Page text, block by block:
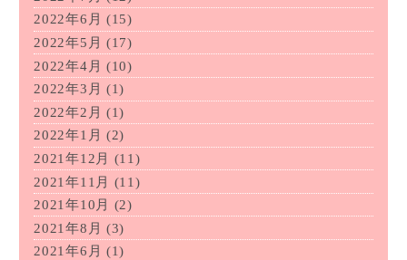
2022年6月 (15)
2022年5月 (17)
2022年4月 (10)
2022年3月 (1)
2022年2月 (1)
2022年1月 (2)
2021年12月
(11)
2021年11月 (11)
2021年10月
(2)
2021年8月 (3)
2021年6月 (1)